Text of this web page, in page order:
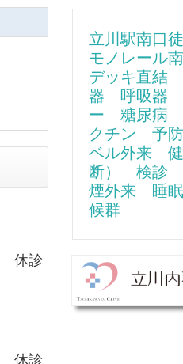
休診
休診
立川駅南口
モノレール
デッキ直
器 呼吸器
ー 糖尿病
クチン 予
ベル外来 健
断） 検診
煙外来 睡眠
候群